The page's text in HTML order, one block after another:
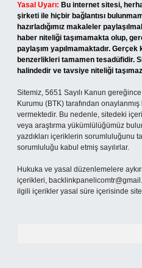
Yasal Uyarı: Bu internet sitesi,
şirketi ile hiçbir bağlantısı
hazırladığımız makaleler
haber niteliği taşımamakta olup,
paylaşım yapılmamaktadır.
benzerlikleri tamamen tesadüfidir.
halindedir ve tavsiye niteliği
Sitemiz, 5651 Sayılı Kanun
Kurumu (BTK) tarafından
vermektedir. Bu nedenle, sitedeki
veya araştırma yükümlülüğümüz
yazdıkları içeriklerin sorumluluğunu
sorumluluğu kabul etmiş sayılırlar.
Hukuka ve yasal düzenlemelere
içerikleri,
ilgili içerikler yasal süre içerisinde